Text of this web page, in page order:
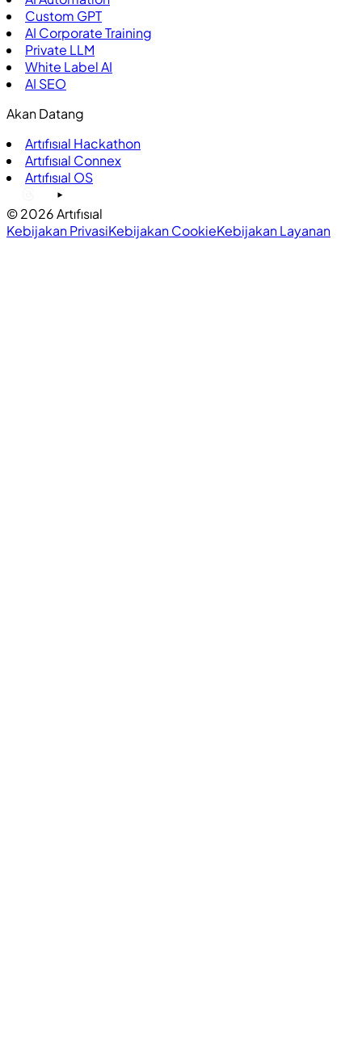
Custom GPT
AI Corporate Training
Private LLM
White Label AI
AI SEO
Akan Datang
Artıfısıal Hackathon
Artıfısıal Connex
Artıfısıal OS
©2026Artıfısıal
Kebijakan PrivasiKebijakan CookieKebijakan Layanan